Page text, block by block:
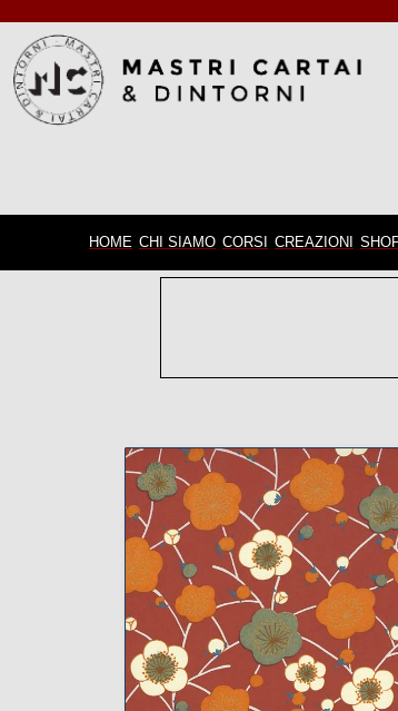
HOME CHI SIAMO CORSI CREAZIONI